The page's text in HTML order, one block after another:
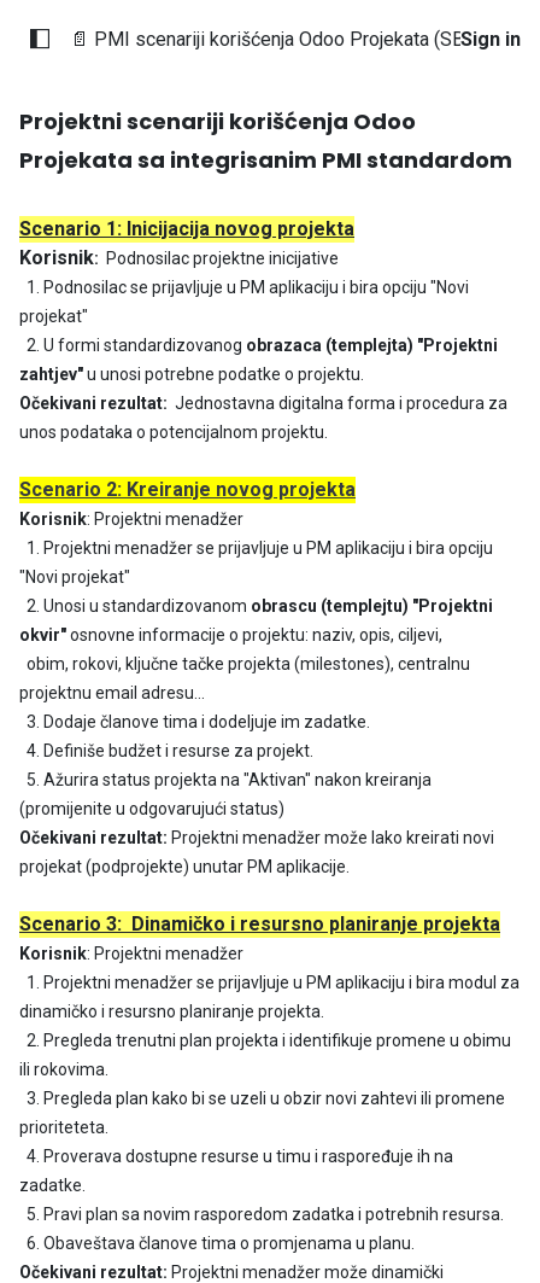
📄 PMI scenariji korišćenja Odoo Projekata (SBE)Sign in
Projektni scenariji korišćenja Odoo
Projekata sa integrisanim PMI standardom
Scenario 1: Inicijacija novog projekta
Korisnik: Podnosilac projektne inicijative
1. Podnosilac se prijavljuje u PM aplikaciju i bira opciju "Novi
projekat"
2. U formi standardizovanog obrazaca (templejta) "Projektni
zahtjev"u unosi potrebne podatke o projektu.
Očekivani rezultat: Jednostavna digitalna forma i procedura za
unos podataka o potencijalnom projektu.
Scenario 2: Kreiranje novog projekta
Korisnik: Projektni menadžer
1. Projektni menadžer se prijavljuje u PM aplikaciju i bira opciju
"Novi projekat"
2. Unosi u standardizovanom obrascu (templejtu) "Projektni
okvir"osnovne informacije o projektu: naziv, opis, ciljevi,
obim, rokovi, ključne tačke projekta (milestones), centralnu
projektnu email adresu…
3. Dodaje članove tima i dodeljuje im zadatke.
4. Definiše budžet i resurse za projekt.
5. Ažurira status projekta na "Aktivan" nakon kreiranja
(promijenite u odgovarujući status)
Očekivani rezultat: Projektni menadžer može lako kreirati novi
projekat (podprojekte) unutar PM aplikacije.
Scenario 3: Dinamičko i resursno planiranje projekta
Korisnik: Projektni menadžer
1. Projektni menadžer se prijavljuje u PM aplikaciju i bira modul za
dinamičko i resursno planiranje projekta.
2. Pregleda trenutni plan projekta i identifikuje promene u obimu
ili rokovima.
3. Pregleda plan kako bi se uzeli u obzir novi zahtevi ili promene
prioriteteta.
4. Proverava dostupne resurse u timu i raspoređuje ih na
zadatke.
5. Pravi plan sa novim rasporedom zadatka i potrebnih resursa.
6. Obaveštava članove tima o promjenama u planu.
Očekivani rezultat: Projektni menadžer može dinamički